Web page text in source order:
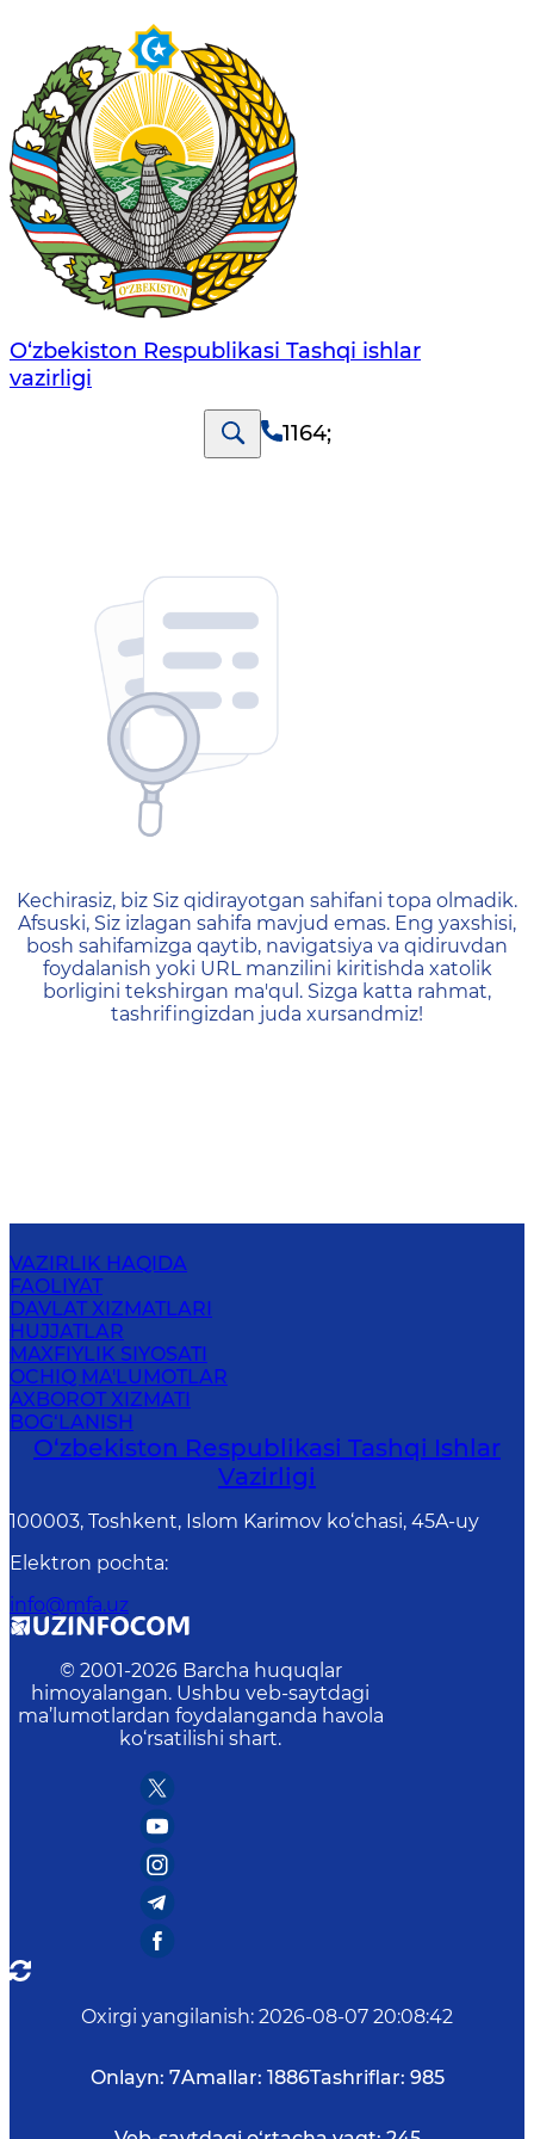
O‘zbеkistоn Rеspublikаsi Tashqi ishlаr
vаzirligi
1164;
404 — Страница не
Kechirasiz, biz Siz qidirayotgan sahifani topa olmadik.
Afsuski, Siz izlagan sahifa mavjud emas. Eng yaxshisi,
bosh sahifamizga qaytib, navigatsiya va qidiruvdan
foydalanish yoki URL manzilini kiritishda xatolik
borligini tekshirgan ma'qul. Sizga katta rahmat,
tashrifingizdan juda xursandmiz!
VAZIRLIK HAQIDA
FAOLIYAT
DAVLAT XIZMATLARI
HUJJATLAR
MAXFIYLIK SIYOSATI
OCHIQ MA'LUMOTLAR
AXBOROT XIZMATI
BOG‘LANISH
O‘zbеkistоn Rеspublikаsi Tashqi Ishlаr
Vаzirligi
100003, Toshkent, Islom Karimov ko‘chasi, 45A-uy
Elektron pochta:
info@mfa.uz
© 2001-2026 Barcha huquqlar
himoyalangan. Ushbu veb-saytdagi
ma’lumotlardan foydalanganda havola
ko‘rsatilishi shart.
Oxirgi yangilanish: 2026-08-07 20:08:42
Onlayn: 7Amallar: 1886Tashriflar: 985